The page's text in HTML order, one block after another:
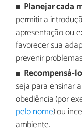
Planejar cada
permitir a
apresentação ou
favorecer sua
prevenir
Recompensá-
seja para ensinar
obediência (por
pelo nome) ou
ambiente.